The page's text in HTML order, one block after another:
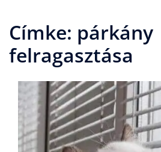
Címke: párkány
felragasztása